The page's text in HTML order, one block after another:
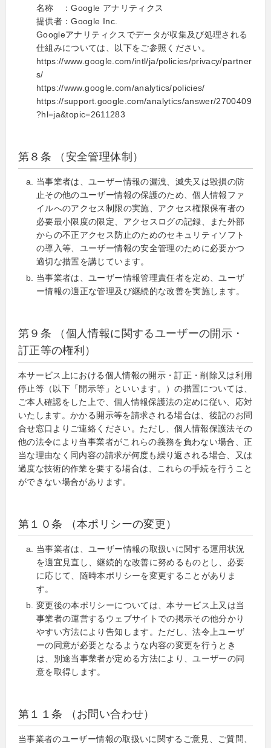
名称 ：Google アナリティクス
提供者：Google Inc.
Googleアナリティクスでデータが収集及び処理される
仕組みについては、以下をご参照ください。
https://www.google.com/intl/ja/policies/privacy/partner
s/
https://www.google.com/analytics/policies/
https://support.google.com/analytics/answer/2700409
?hl=ja&topic=2611283
第８条 （安全管理体制）
当事業者は、ユーザー情報の漏洩、滅失又は毀損の防
止その他のユーザー情報の保護のため、個人情報ファ
イルへのアクセス制限の実施、アクセス権限保有者の
必要最小限度の限定、アクセスログの記録、また外部
からの不正アクセス防止のためのセキュリティソフト
の導入等、ユーザー情報の安全管理のために必要かつ
適切な措置を講じています。
当事業者は、ユーザー情報管理責任者を定め、ユーザ
ー情報の適正な管理及び継続的な改善を実施します。
第９条 （個人情報に関するユーザーの開示・
訂正等の権利）
本サービス上における個人情報の開示・訂正・削除又は利用
停止等（以下「開示等」といいます。）の措置については、
ご本人確認をした上で、個人情報保護法の定めに従い、応対
いたします。かかる開示等を請求される場合は、後記のお問
合せ窓口よりご連絡ください。ただし、個人情報保護法その
他の法令により当事業者がこれらの義務を負わない場合、正
当な理由なく同内容の請求が何度も繰り返される場合、又は
過度な技術的作業を要する場合は、これらの手続を行うこと
ができない場合があります。
第１０条 （本ポリシーの変更）
当事業者は、ユーザー情報の取扱いに関する運用状況
を適宜見直し、継続的な改善に努めるものとし、必要
に応じて、随時本ポリシーを変更することがありま
す。
変更後の本ポリシーについては、本サービス上又は当
事業者の運営するウェブサイトでの掲示その他分かり
やすい方法により告知します。ただし、法令上ユーザ
ーの同意が必要となるような内容の変更を行うとき
は、別途当事業者が定める方法により、ユーザーの同
意を取得します。
第１１条 （お問い合わせ）
当事業者のユーザー情報の取扱いに関するご意見、ご質問、